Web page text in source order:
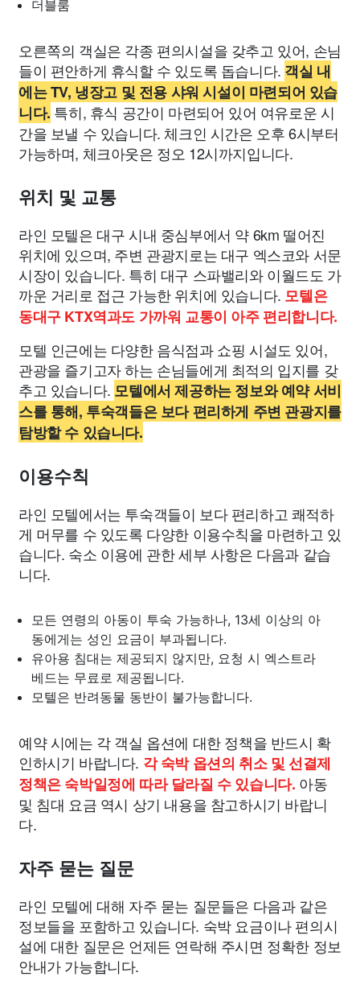
더블룸
오른쪽의 객실은 각종 편의시설을 갖추고 있어, 손님
들이 편안하게 휴식할 수 있도록 돕습니다. 객실 내
에는 TV, 냉장고 및 전용 샤워 시설이 마련되어 있습
니다. 특히, 휴식 공간이 마련되어 있어 여유로운 시
간을 보낼 수 있습니다. 체크인 시간은 오후 6시부터
가능하며, 체크아웃은 정오 12시까지입니다.
위치 및 교통
라인 모텔은 대구 시내 중심부에서 약 6km 떨어진
위치에 있으며, 주변 관광지로는 대구 엑스코와 서문
시장이 있습니다. 특히 대구 스파밸리와 이월드도 가
까운 거리로 접근 가능한 위치에 있습니다. 모텔은
동대구 KTX역과도 가까워 교통이 아주 편리합니다.
모텔 인근에는 다양한 음식점과 쇼핑 시설도 있어,
관광을 즐기고자 하는 손님들에게 최적의 입지를 갖
추고 있습니다. 모텔에서 제공하는 정보와 예약 서비
스를 통해, 투숙객들은 보다 편리하게 주변 관광지를
탐방할 수 있습니다.
이용수칙
라인 모텔에서는 투숙객들이 보다 편리하고 쾌적하
게 머무를 수 있도록 다양한 이용수칙을 마련하고 있
습니다. 숙소 이용에 관한 세부 사항은 다음과 같습
니다.
모든 연령의 아동이 투숙 가능하나, 13세 이상의 아
동에게는 성인 요금이 부과됩니다.
유아용 침대는 제공되지 않지만, 요청 시 엑스트라
베드는 무료로 제공됩니다.
모텔은 반려동물 동반이 불가능합니다.
예약 시에는 각 객실 옵션에 대한 정책을 반드시 확
인하시기 바랍니다. 각 숙박 옵션의 취소 및 선결제
정책은 숙박일정에 따라 달라질 수 있습니다. 아동
및 침대 요금 역시 상기 내용을 참고하시기 바랍니
다.
자주 묻는 질문
라인 모텔에 대해 자주 묻는 질문들은 다음과 같은
정보들을 포함하고 있습니다. 숙박 요금이나 편의시
설에 대한 질문은 언제든 연락해 주시면 정확한 정보
안내가 가능합니다.